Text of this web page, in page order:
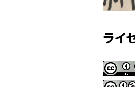
ライ